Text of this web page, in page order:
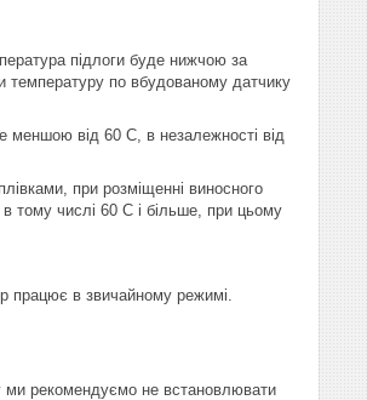
підлоги буде нижчою за
температуру по вбудованому датчику
меншою від 60 С, в незалежності від
при розміщенні виносного
в тому числі 60 С і більше, при цьому
працює в звичайному режимі.
ми рекомендуємо не встановлювати